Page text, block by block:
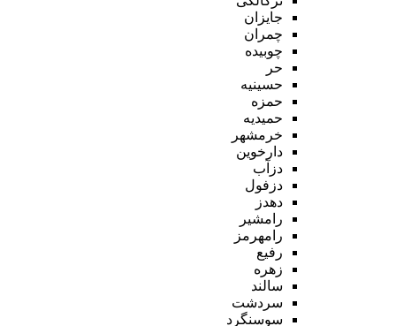
جایزان
چمران
چوبیده
حر
حسینیه
حمزه
حمیدیه
خرمشهر
دارخوین
دزآب
دزفول
دهدز
رامشیر
رامهرمز
رفیع
زهره
سالند
سردشت
سوسنگرد